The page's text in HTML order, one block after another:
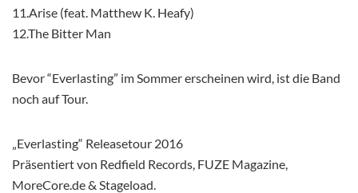
11.Arise (feat. Matthew K. Heafy)
12.The Bitter Man
Bevor “Everlasting” im Sommer erscheinen wird, ist die Band
noch auf Tour.
„Everlasting“ Releasetour 2016
Präsentiert von Redfield Records, FUZE Magazine,
MoreCore.de & Stageload.